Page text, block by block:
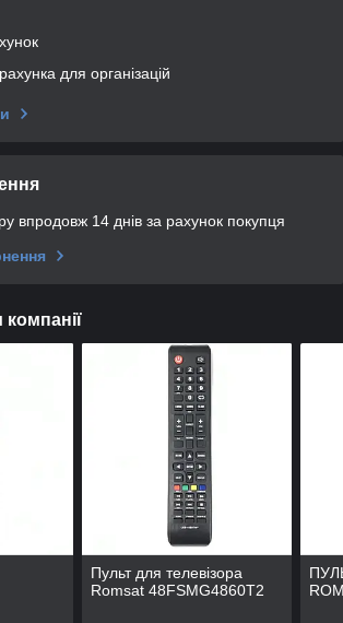
для організацій
впродовж 14 днів за рахунок покупця
компанії
Пульт для телевізора
Romsat 48FSMG4860T2